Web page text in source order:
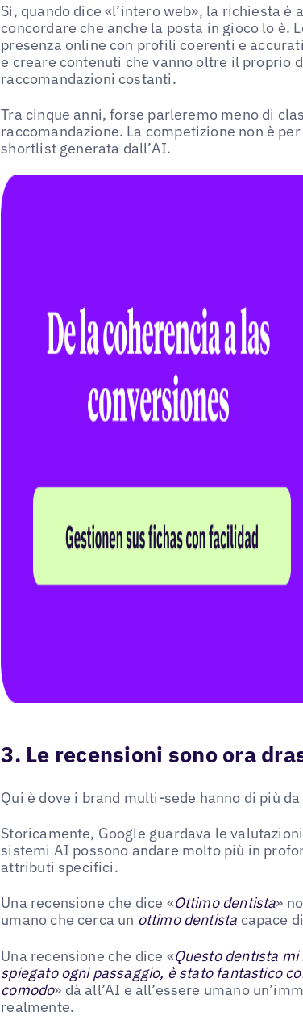
Sì, quando dice «l’intero web», la richiesta
concordare che anche la posta in gioco lo è.
presenza online con profili coerenti e
e creare contenuti che vanno oltre il proprio
raccomandazioni costanti.
Tra cinque anni, forse parleremo meno di
raccomandazione. La competizione non è
shortlist generata dall’AI.
3. Le recensioni sono ora
Qui è dove i brand multi-sede hanno di più
Storicamente, Google guardava le
sistemi AI possono andare molto più in
attributi specifici.
Una recensione che dice «Ottimo dentista»
umano che cerca un ottimo dentista capace
Una recensione che dice «Questo dentista
spiegato ogni passaggio, è stato fantastico
comodo» dà all’AI e all’essere umano
realmente.